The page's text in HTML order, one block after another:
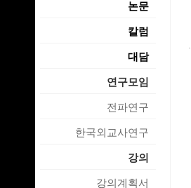
논문
칼럼
대담
연구모임
전파연구
한국외교사연구
강의
강의계획서